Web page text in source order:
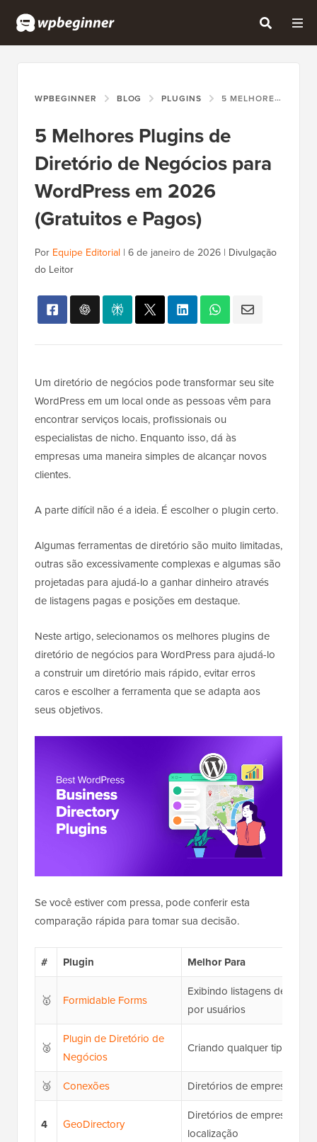
WPBEGINNER BLOG PLUGINS 5 MELHORES PLUGINS DE DIRETÓRIO DE NEGÓCIOS PARA WORDPRESS EM 2026 (GRATUITOS E PAGOS)
5 Melhores Plugins de
Diretório de Negócios para
WordPress em 2026
(Gratuitos e Pagos)
Por Equipe Editorial | 6 de janeiro de 2026 | Divulgação
do Leitor
Um diretório de negócios pode transformar seu site
WordPress em um local onde as pessoas vêm para
encontrar serviços locais, profissionais ou
especialistas de nicho. Enquanto isso, dá às
empresas uma maneira simples de alcançar novos
clientes.
A parte difícil não é a ideia. É escolher o plugin certo.
Algumas ferramentas de diretório são muito limitadas,
outras são excessivamente complexas e algumas são
projetadas para ajudá-lo a ganhar dinheiro através
de listagens pagas e posições em destaque.
Neste artigo, selecionamos os melhores plugins de
diretório de negócios para WordPress para ajudá-lo
a construir um diretório mais rápido, evitar erros
caros e escolher a ferramenta que se adapta aos
seus objetivos.
Se você estiver com pressa, pode conferir esta
comparação rápida para tomar sua decisão.
# Plugin Melhor Para
🥇 Formidable Forms
Exibindo listagens de
por usuários
🥈
Plugin de Diretório de
Negócios
Criando qualquer tipo de
🥉 Conexões Diretórios de empresas
4 GeoDirectory
Diretórios de empresas
localização